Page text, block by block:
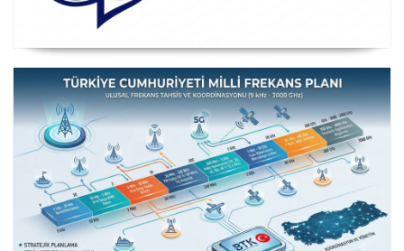
Posta ve Telekomünikasyon İdareleri Avrupa Konferansı